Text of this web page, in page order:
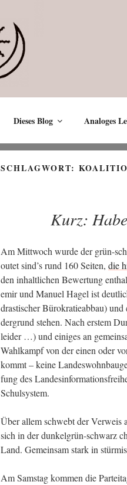
Dieses Blog Analoges
SCHLAGWORT:
Kurz:
Am Mitt­woch wur­de der grün-
outet sind’s rund 160 Sei­ten, die
den inhalt­li­chen Bewer­tung
emir und Manu­el Hagel ist
dras­ti­scher Büro­kra­tie­ab­bau)
der­grund ste­hen. Nach ers­tem
lei­der …) und eini­ges an
Wahl­kampf von der einen oder
kommt – kei­ne
fung des
Schulsystem.
Über allem schwebt der Ver­weis
sich in der dun­kel­grün-schwarz
Land. Gemein­sam stark in
Am Sams­tag kom­men die